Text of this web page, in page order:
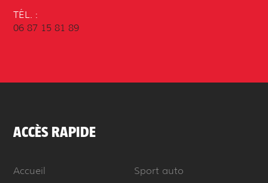
TÉL. :
06 87 15 81 89
ACCÈS RAPIDE
Accueil
Sport auto